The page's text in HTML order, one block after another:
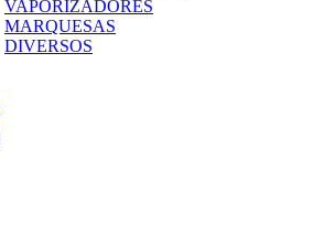
VAPORIZADORES
MARQUESAS
DIVERSOS